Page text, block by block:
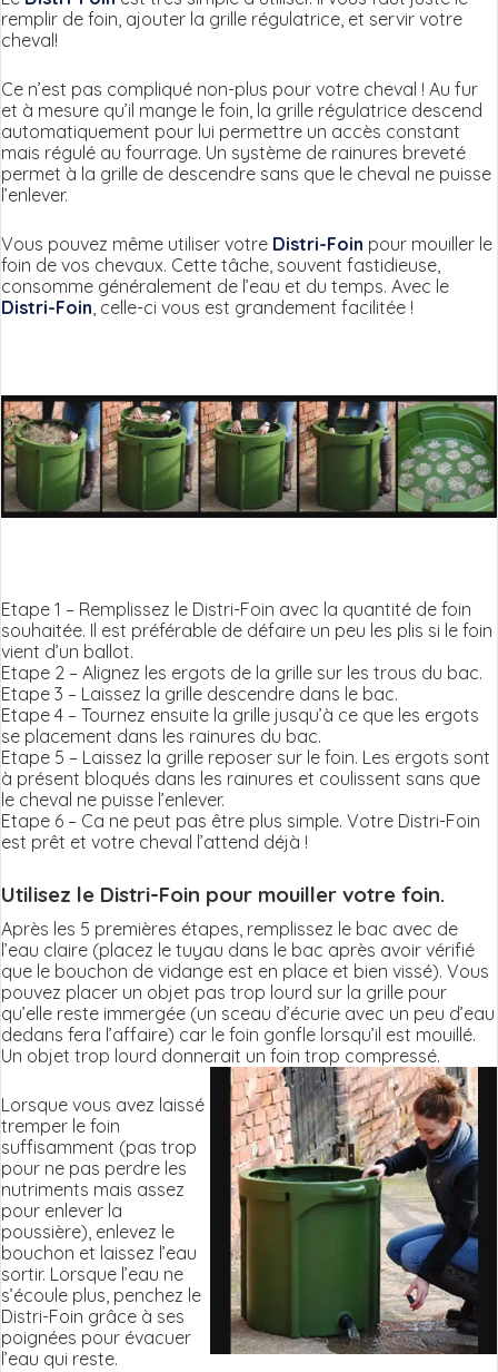
remplir de foin, ajouter la grille régulatrice, et servir votre
cheval!
Ce n’est pas compliqué non-plus pour votre cheval ! Au fur
et à mesure qu’il mange le foin, la grille régulatrice descend
automatiquement pour lui permettre un accès constant
mais régulé au fourrage. Un système de rainures breveté
permet à la grille de descendre sans que le cheval ne puisse
l’enlever.
Vous pouvez même utiliser votre Distri-Foin pour mouiller le
foin de vos chevaux. Cette tâche, souvent fastidieuse,
consomme généralement de l’eau et du temps. Avec le
Distri-Foin, celle-ci vous est grandement facilitée !
Etape 1 – Remplissez le Distri-Foin avec la quantité de foin
souhaitée. Il est préférable de défaire un peu les plis si le foin
vient d’un ballot.
Etape 2 – Alignez les ergots de la grille sur les trous du bac.
Etape 3 – Laissez la grille descendre dans le bac.
Etape 4 – Tournez ensuite la grille jusqu’à ce que les ergots
se placement dans les rainures du bac.
Etape 5 – Laissez la grille reposer sur le foin. Les ergots sont
à présent bloqués dans les rainures et coulissent sans que
le cheval ne puisse l’enlever.
Etape 6 – Ca ne peut pas être plus simple. Votre Distri-Foin
est prêt et votre cheval l’attend déjà !
Utilisez le Distri-Foin pour mouiller votre foin.
Après les 5 premières étapes, remplissez le bac avec de
l’eau claire (placez le tuyau dans le bac après avoir vérifié
que le bouchon de vidange est en place et bien vissé). Vous
pouvez placer un objet pas trop lourd sur la grille pour
qu’elle reste immergée (un sceau d’écurie avec un peu d’eau
dedans fera l’affaire) car le foin gonfle lorsqu’il est mouillé.
Un objet trop lourd donnerait un foin trop compressé.
Lorsque vous avez laissé
tremper le foin
suffisamment (pas trop
pour ne pas perdre les
nutriments mais assez
pour enlever la
poussière), enlevez le
bouchon et laissez l’eau
sortir. Lorsque l’eau ne
s’écoule plus, penchez le
Distri-Foin grâce à ses
poignées pour évacuer
l’eau qui reste.